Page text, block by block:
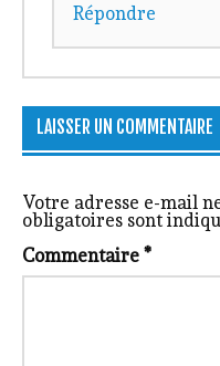
Répondre
LAISSER UN COMMENTAIRE
Votre adresse e-mail
obligatoires sont
Commentaire*